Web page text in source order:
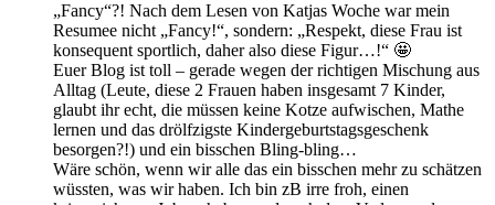
„Fancy“?! Nach dem Lesen von Katjas Woche war mein
Resumee nicht „Fancy!“, sondern: „Respekt, diese Frau ist
konsequent sportlich, daher also diese Figur…!“ 🤩
Euer Blog ist toll – gerade wegen der richtigen Mischung aus
Alltag (Leute, diese 2 Frauen haben insgesamt 7 Kinder,
glaubt ihr echt, die müssen keine Kotze aufwischen, Mathe
lernen und das drölfzigste Kindergeburtstagsgeschenk
besorgen?!) und ein bisschen Bling-bling…
Wäre schön, wenn wir alle das ein bisschen mehr zu schätzen
wüssten, was wir haben. Ich bin zB irre froh, einen